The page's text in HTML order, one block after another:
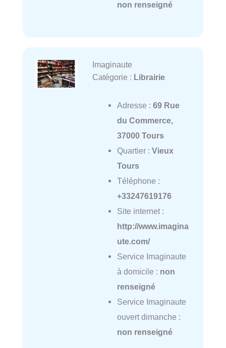
non renseigné
Imaginaute
Catégorie : Librairie
Adresse : 69 Rue
du Commerce,
37000 Tours
Quartier : Vieux
Tours
Téléphone :
+33247619176
Site internet :
http://www.imagina
ute.com/
Service Imaginaute
à domicile : non
renseigné
Service Imaginaute
ouvert dimanche :
non renseigné